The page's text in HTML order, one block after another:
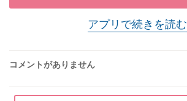
アプリで続きを読む
コメントがありません